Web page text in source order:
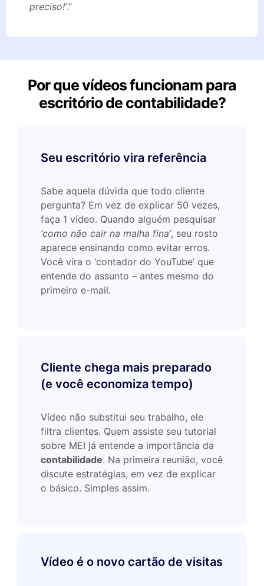
preciso!’.”
Por que vídeos funcionam para
escritório de contabilidade?
Seu escritório vira referência
Sabe aquela dúvida que todo cliente
pergunta? Em vez de explicar 50 vezes,
faça 1 vídeo. Quando alguém pesquisar
‘como não cair na malha fina’, seu rosto
aparece ensinando como evitar erros.
Você vira o ‘contador do YouTube’ que
entende do assunto – antes mesmo do
primeiro e-mail.
Cliente chega mais preparado
(e você economiza tempo)
Vídeo não substitui seu trabalho, ele
filtra clientes. Quem assiste seu tutorial
sobre MEI já entende a importância da
contabilidade. Na primeira reunião, você
discute estratégias, em vez de explicar
o básico. Simples assim.
Vídeo é o novo cartão de visitas